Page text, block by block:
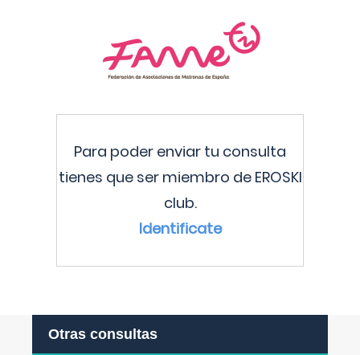
Para poder enviar tu consulta
tienes que ser miembro de EROSKI
club.
Identificate
Otras consultas